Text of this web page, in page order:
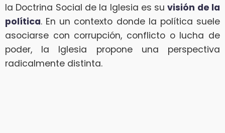
la Doctrina Social de la Iglesia es suvisión de la
política. En un contexto donde la política suele
asociarse con corrupción, conflicto o lucha de
poder, la Iglesia propone una perspectiva
radicalmente distinta.